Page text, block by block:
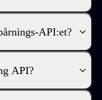
API:et?
API?